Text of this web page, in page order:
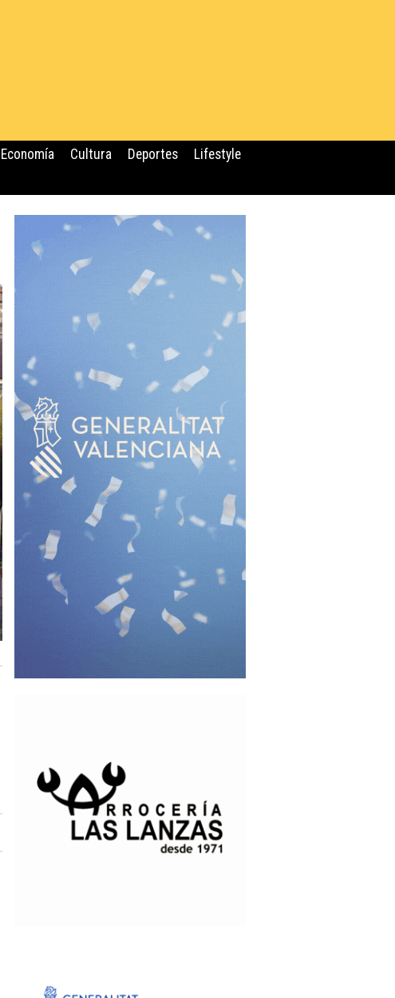
Economía Cultura Deportes
Lifestyle